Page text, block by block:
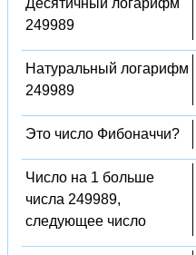
249989
Натуральный логарифм
249989
Это число Фибоначчи?
Число на 1 больше
числа 249989,
следующее число